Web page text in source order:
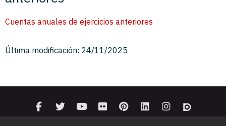
Cuentas anuales de ejercicios anteriores
Última modificación: 24/11/2025